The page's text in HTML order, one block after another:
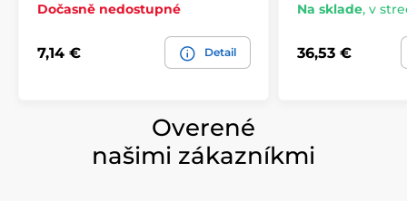
Dočasně nedostupné
7,14 € Detail
Na sklade, v
36,53 €
Overené
našimi zákazníkmi